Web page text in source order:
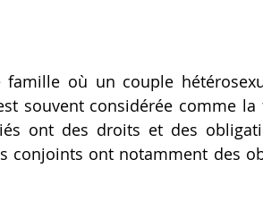
où un couple
souvent considérée comme
ont des droits et des
conjoints ont notamment des